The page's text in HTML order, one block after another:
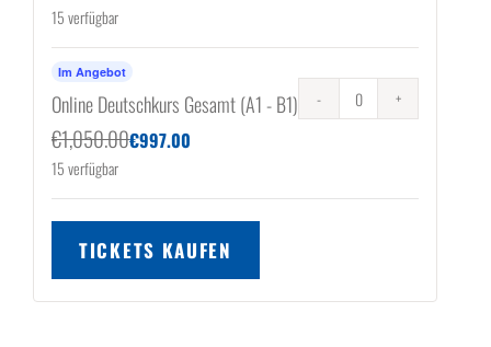
15verfügbar
Im Angebot
Online Deutschkurs Gesamt (A1 - B1)
€1,050.00€997.00
15verfügbar
Anzahl
TICKETS KAUFEN